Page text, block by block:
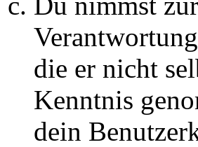
die er nicht
Kenntnis
dein